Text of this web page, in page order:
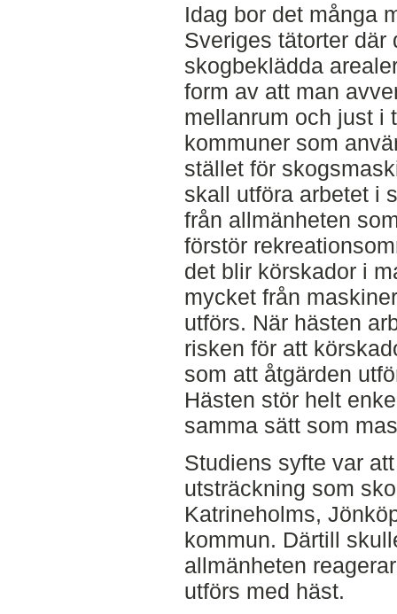
Idag bor det många
Sveriges tätorter där
skogbeklädda
form av att man
mellanrum och just i
kommuner som
stället för
skall utföra arbetet i
från allmänheten
förstör
det blir körskador i
mycket från
utförs. När hästen
risken för att
som att åtgärden
Hästen stör helt
samma sätt som
Studiens syfte var
utsträckning som
Katrineholms,
kommun. Därtill
allmänheten
utförs med häst.